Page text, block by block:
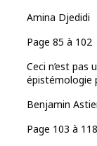
Amina Djedidi
Page 85 à 102
Ceci n’est pas
épistémologie
Benjamin
Page 103 à 118